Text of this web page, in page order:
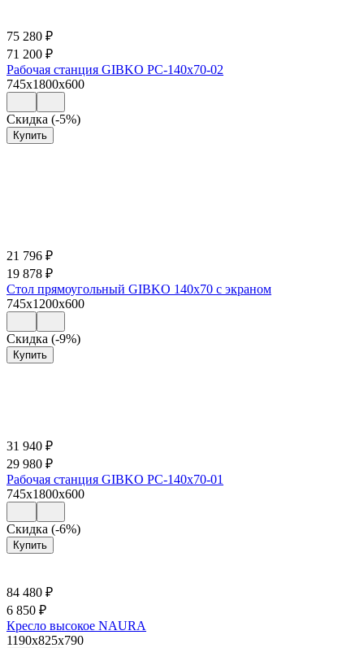
75 280 ₽
71 200 ₽
Рабочая станция GIBKO РС-140х70-02
745x1800x600
Скидка (-5%)
Купить
21 796 ₽
19 878 ₽
Стол прямоугольный GIBKO 140х70 с экраном
745x1200x600
Скидка (-9%)
Купить
31 940 ₽
29 980 ₽
Рабочая станция GIBKO РС-140х70-01
745x1800x600
Скидка (-6%)
Купить
84 480 ₽
6 850 ₽
Кресло высокое NAURA
1190x825x790